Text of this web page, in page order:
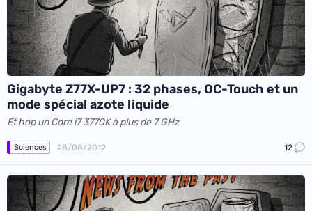
Gigabyte Z77X-UP7 : 32 phases, OC-Touch et un
mode spécial azote liquide
Et hop un Core i7 3770K à plus de 7 GHz
Sciences 28/08/2012 12